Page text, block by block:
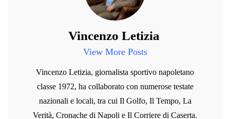
Vincenzo Letizia
View More Posts
Vincenzo Letizia, giornalista sportivo napoletano
classe 1972, ha collaborato con numerose testate
nazionali e locali, tra cui Il Golfo, Il Tempo, La
Verità, Cronache di Napoli e Il Corriere di Caserta.